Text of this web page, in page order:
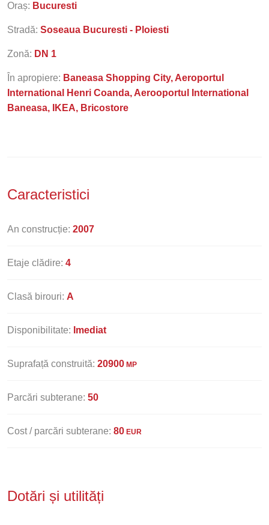
Oraș: Bucuresti
Stradă: Soseaua Bucuresti - Ploiesti
Zonă: DN 1
În apropiere: Baneasa Shopping City, Aeroportul
International Henri Coanda, Aerooportul International
Baneasa, IKEA, Bricostore
Caracteristici
An construcție: 2007
Etaje clădire: 4
Clasă birouri: A
Disponibilitate: Imediat
Suprafață construită: 20900 MP
Parcări subterane: 50
Cost / parcări subterane: 80 EUR
Dotări și utilități